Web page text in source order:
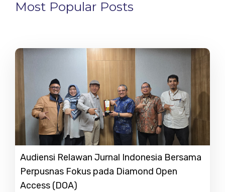
Most Popular Posts
Audiensi Relawan Jurnal Indonesia Bersama
Perpusnas Fokus pada Diamond Open
Access (DOA)